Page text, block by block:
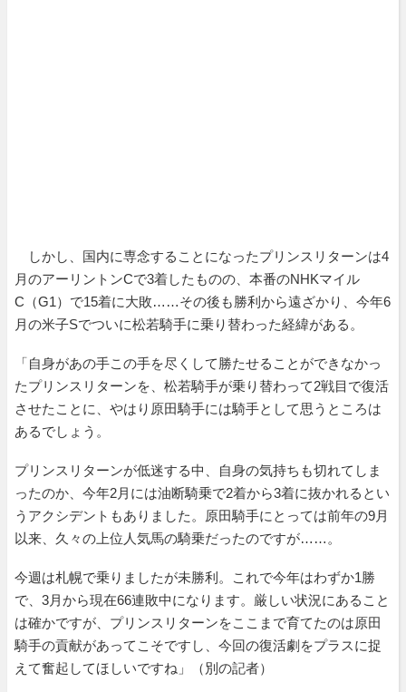
しかし、国内に専念することになったプリンスリターンは4
月のアーリントンCで3着したものの、本番のNHKマイル
C（G1）で15着に大敗……その後も勝利から遠ざかり、今年6
月の米子Sでついに松若騎手に乗り替わった経緯がある。
「自身があの手この手を尽くして勝たせることができなかっ
たプリンスリターンを、松若騎手が乗り替わって2戦目で復活
させたことに、やはり原田騎手には騎手として思うところは
あるでしょう。
プリンスリターンが低迷する中、自身の気持ちも切れてしま
ったのか、今年2月には油断騎乗で2着から3着に抜かれるとい
うアクシデントもありました。原田騎手にとっては前年の9月
以来、久々の上位人気馬の騎乗だったのですが……。
今週は札幌で乗りましたが未勝利。これで今年はわずか1勝
で、3月から現在66連敗中になります。厳しい状況にあること
は確かですが、プリンスリターンをここまで育てたのは原田
騎手の貢献があってこそですし、今回の復活劇をプラスに捉
えて奮起してほしいですね」（別の記者）